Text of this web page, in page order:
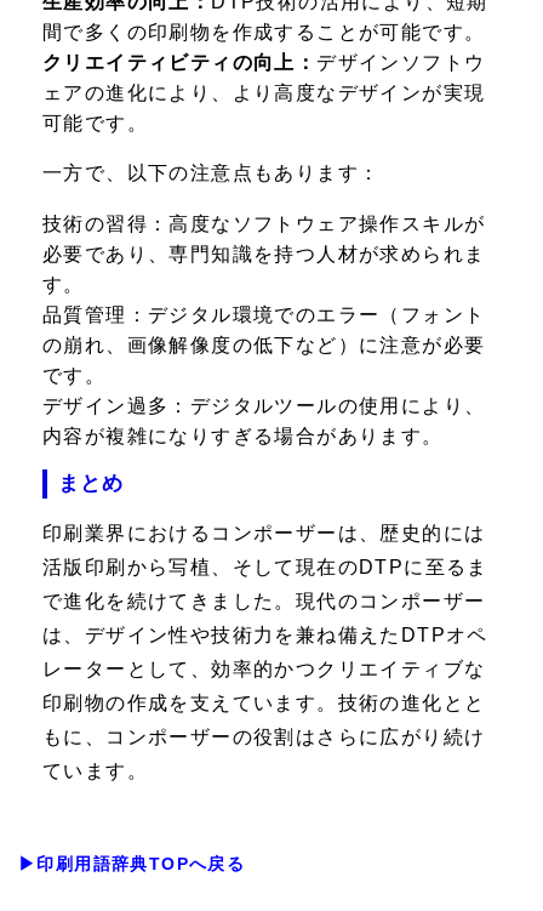
間で多くの印刷物を作成することが可能です。
クリエイティビティの向上： デザインソフトウ
ェアの進化により、より高度なデザインが実現
可能です。
一方で、以下の注意点もあります：
技術の習得：高度なソフトウェア操作スキルが
必要であり、専門知識を持つ人材が求められま
す。
品質管理： デジタル環境でのエラー（フォント
の崩れ、画像解像度の低下など）に注意が必要
です。
デザイン過多： デジタルツールの使用により、
内容が複雑になりすぎる場合があります。
まとめ
印刷業界におけるコンポーザーは、歴史的には
活版印刷から写植、そして現在のDTPに至るま
で進化を続けてきました。現代のコンポーザー
は、デザイン性や技術力を兼ね備えたDTPオペ
レーターとして、効率的かつクリエイティブな
印刷物の作成を支えています。技術の進化とと
もに、コンポーザーの役割はさらに広がり続け
ています。
▶印刷用語辞典TOPへ戻る